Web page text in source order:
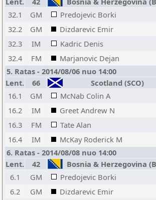
32.1
GM Predojevic Borki
32.2
GM Dizdarevic Emir
32.3
IM Kadric Denis
32.4
FM Marjanovic Dejan
5. Ratas - 2014/08/06 nuo 14:00
Lent.
66 Scotland (SCO)
16.1
GM McNab Colin A
16.2
IM Greet Andrew N
16.3
FM Tate Alan
16.4
IM McKay Roderick M
6. Ratas - 2014/08/08 nuo 14:00
Lent.
42 Bosnia & Herzegovina
6.1
GM Predojevic Borki
6.2
GM Dizdarevic Emir